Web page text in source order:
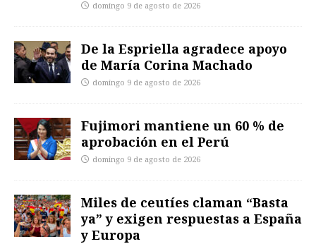
domingo 9 de agosto de 2026
De la Espriella agradece apoyo
de María Corina Machado
domingo 9 de agosto de 2026
Fujimori mantiene un 60 % de
aprobación en el Perú
domingo 9 de agosto de 2026
Miles de ceutíes claman “Basta
ya” y exigen respuestas a España
y Europa